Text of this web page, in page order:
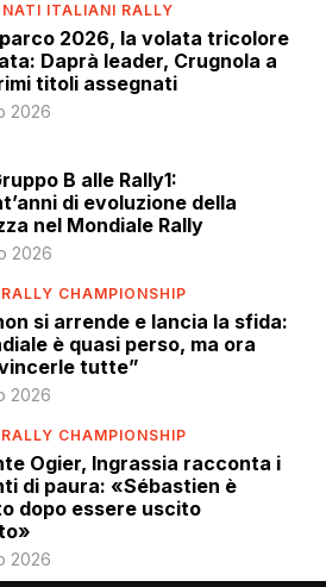
ITALIANI RALLY
2026, la volata tricolore
Daprà leader, Crugnola a
titoli assegnati
2026
B alle Rally1:
di evoluzione della
nel Mondiale Rally
2026
CHAMPIONSHIP
si arrende e lancia la sfida:
è quasi perso, ma ora
tutte”
2026
CHAMPIONSHIP
Ogier, Ingrassia racconta i
di paura: «Sébastien è
dopo essere uscito
2026